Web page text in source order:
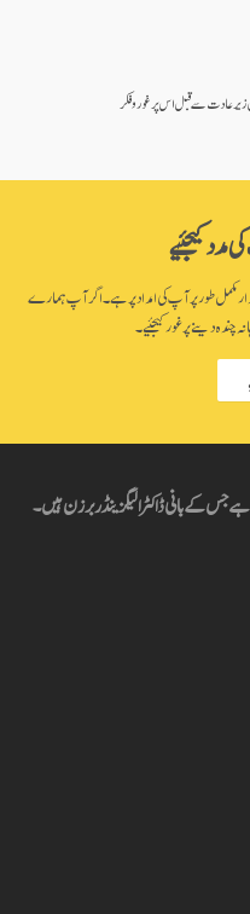
عادت سے قبل اس پر غور و فکر
کیجئیے
مکمل طور پر آپ کی امداد پر ہے۔ اگر آپ ہمارے
چندہ دینے پر غور کیجئیے۔
جس کے بانی ڈاکٹر الیگزینڈر برزن ہیں۔